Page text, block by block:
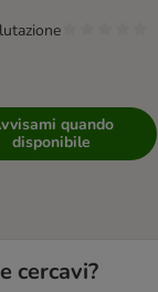
quando
disponibile
cercavi?